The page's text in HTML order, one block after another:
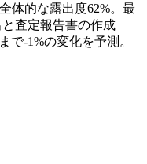
体的な露出度62%。最
査定報告書の作成
で-1%の変化を予測。